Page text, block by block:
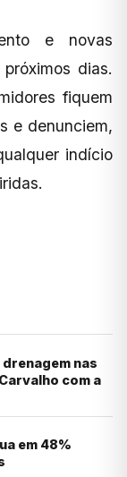
e novas
dias.
fiquem
e denunciem,
indício
nas
com a
em 48%